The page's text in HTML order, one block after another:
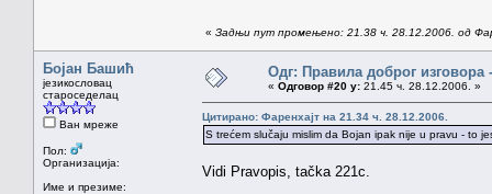
« Задњи пут промењено: 21.38 ч. 28.12.2006. од
Бојан Башић
језикословац
староседелац
Ван мреже
Пол:
Организација:
Име и презиме:
Одг: Правила доброг изговора
« Одговор #20 у: 21.45 ч. 28.12.2006. »
Цитирано: Фаренхајт на 21.34 ч. 28.12.2006.
S trećem slučaju mislim da Bojan ipak nije u pravu - to
Vidi Pravopis, tačka 221c.